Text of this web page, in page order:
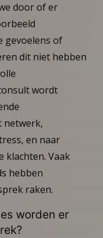
door of er
gevoelens of
dit niet hebben
wordt
netwerk,
en naar
klachten. Vaak
hebben
raken.
worden er